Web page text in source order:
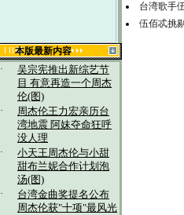
本版最新内容
·
吴宗宪推出新综艺节
目 有意再造一个周杰
伦(图)
·
周杰伦王力宏亲历台
湾地震 阿妹夺命狂呼
没人理
·
小天王周杰伦与小甜
甜布兰妮合作计划泡
汤(图)
·
台湾金曲奖提名公布
周杰伦获"十项"最风光
台湾歌手
伍佰忒挑